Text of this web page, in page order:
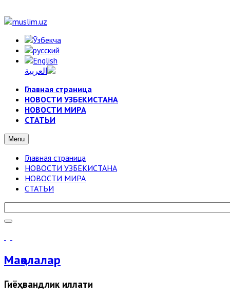
Главная страница
НОВОСТИ УЗБЕКИСТАНА
НОВОСТИ МИРА
СТАТЬИ
Menu
Главная страница
НОВОСТИ УЗБЕКИСТАНА
НОВОСТИ МИРА
СТАТЬИ
Мақолалар
Гиёҳвандлик иллати